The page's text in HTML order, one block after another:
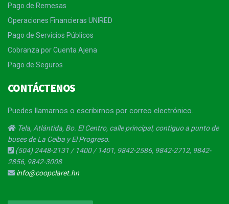
Pago de Remesas
Operaciones Financieras UNIRED
Pago de Servicios Públicos
Cobranza por Cuenta Ajena
Pago de Seguros
CONTÁCTENOS
Puedes llamarnos o escribirnos por correo electrónico.
Tela, Atlántida, Bo. El Centro, calle principal, contiguo a punto de
buses de La Ceiba y El Progreso.
(504) 2448-2131 / 1400 / 1401, 9842-2586, 9842-2712, 9842-
2856, 9842-3008
info@coopclaret.hn